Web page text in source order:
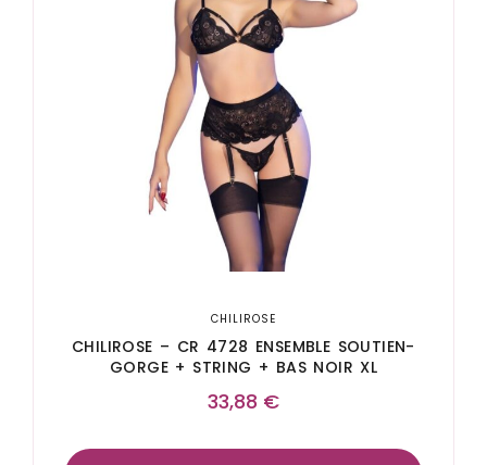
CHILIROSE
CHILIROSE – CR 4728 ENSEMBLE SOUTIEN-
GORGE + STRING + BAS NOIR XL
33,88 €